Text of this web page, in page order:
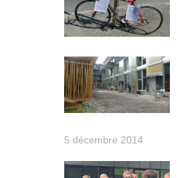
5 décembre 2014